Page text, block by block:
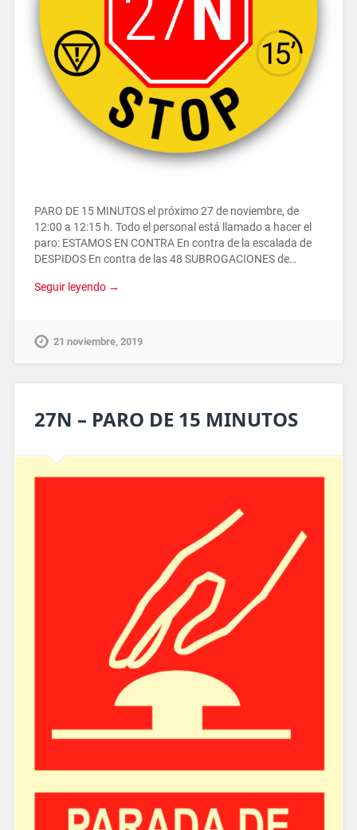
PARO DE 15 MINUTOS el próximo 27 de noviembre, de
12:00 a 12:15 h. Todo el personal está llamado a hacer el
paro: ESTAMOS EN CONTRA En contra de la escalada de
DESPIDOS En contra de las 48 SUBROGACIONES de…
Seguir leyendo →
21 noviembre, 2019
27N – PARO DE 15 MINUTOS